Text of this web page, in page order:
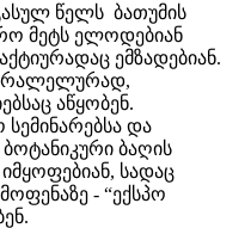
წელს ბათუმის
მეტს ელოდებიან
ემზადებიან.
აწყობენ.
და
ბაღის
სადაც
- “ექსპო